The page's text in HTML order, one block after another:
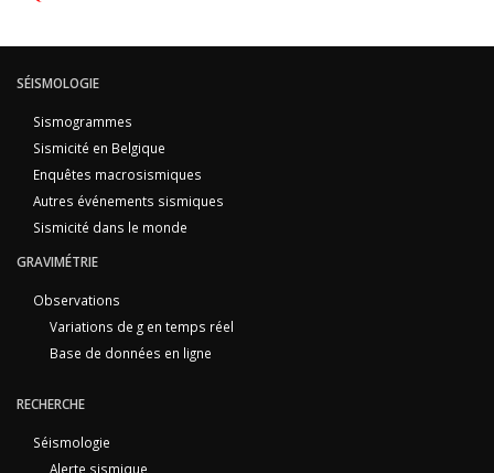
SÉISMOLOGIE
Sismogrammes
Sismicité en Belgique
Enquêtes macrosismiques
Autres événements sismiques
Sismicité dans le monde
GRAVIMÉTRIE
Observations
Variations de g en temps réel
Base de données en ligne
RECHERCHE
Séismologie
Alerte sismique